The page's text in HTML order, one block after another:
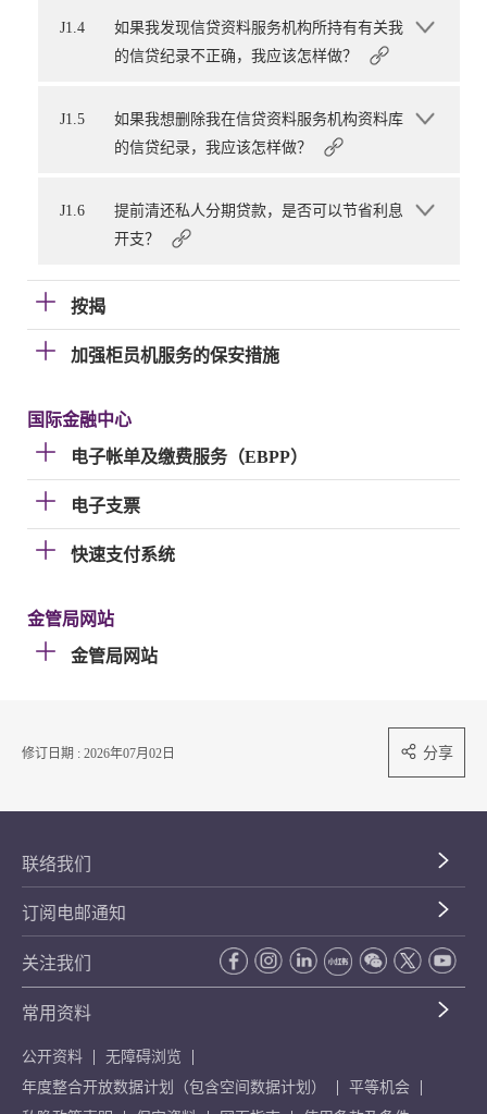
J1.4
如果我发现信贷资料服务机构所持有有关我
的信贷纪录不正确，我应该怎样做？
J1.5
如果我想删除我在信贷资料服务机构资料库
的信贷纪录，我应该怎样做？
J1.6
提前清还私人分期贷款，是否可以节省利息
开支？
按揭
加强柜员机服务的保安措施
国际金融中心
电子帐单及缴费服务（EBPP）
电子支票
快速支付系统
金管局网站
金管局网站
修订日期 : 2026年07月02日 分享
联络我们
订阅电邮通知
关注我们
常用资料
公开资料
无障碍浏览
年度整合开放数据计划（包含空间数据计划）
平等机会